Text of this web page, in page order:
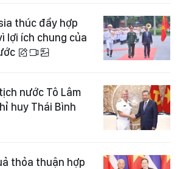
thúc đẩy hợp
lợi ích chung của
nước Tô Lâm
huy Thái Bình
thỏa thuận hợp